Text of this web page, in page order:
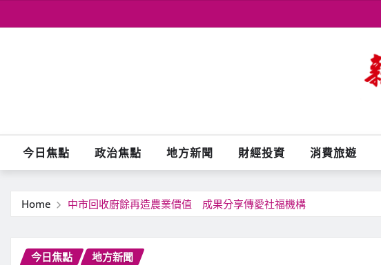
to
今日焦點 政治焦點 地方新聞 財經投資 消費旅遊
Home 中市回收廚餘再造農業價值 成果分享傳愛社福機構
今日焦點 地方新聞